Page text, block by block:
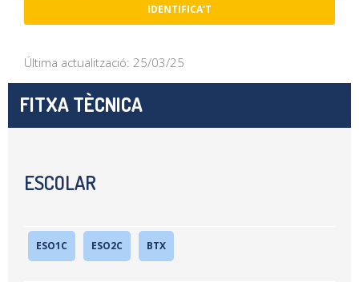
IDENTIFICA'T
Última actualització: 25/03/25
FITXA TÈCNICA
ESCOLAR
ESO1C ESO2C BTX